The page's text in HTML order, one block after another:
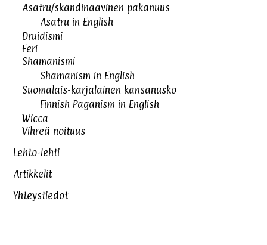
Asatru/skandinaavinen pakanuus
Asatru in English
Druidismi
Feri
Shamanismi
Shamanism in English
Suomalais-karjalainen kansanusko
Finnish Paganism in English
Wicca
Vihreä noituus
Lehto-lehti
Artikkelit
Yhteystiedot